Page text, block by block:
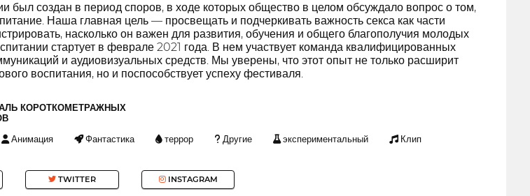
был создан в период споров, в ходе которых общество в целом обсуждало вопрос о том,
Наша главная цель — просвещать и подчеркивать важность секса как части
насколько он важен для развития, обучения и общего благополучия молодых
стартует в феврале 2021 года. В нем участвует команда квалифицированных
и аудиовизуальных средств. Мы уверены, что этот опыт не только расширит
воспитания, но и поспособствует успеху фестиваля.
КОРОТКОМЕТРАЖНЫХ
Анимация Фантастика террор Другие экспериментальный Клип
TWITTER INSTAGRAM